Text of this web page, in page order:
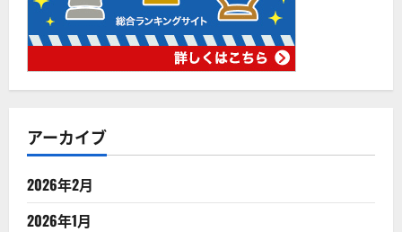
アーカイブ
2026年2月
2026年1月